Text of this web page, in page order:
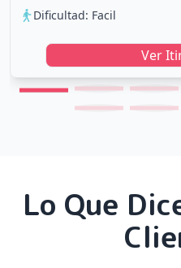
Dificultad: Facil
Ver
Lo Que